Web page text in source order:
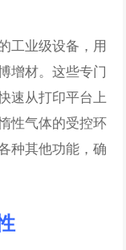
工业级设备，用
增材。这些专门
速从打印平台上
性气体的受控环
种其他功能，确